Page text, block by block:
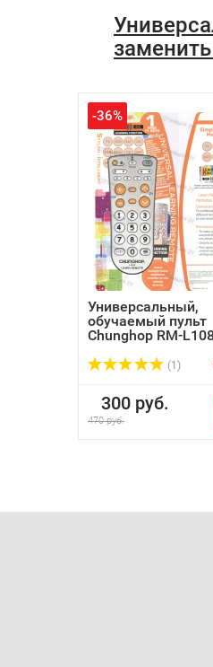
-36%
Универсальный,
обучаемый пульт
Chunghop RM-
(1)
300 руб.
470 руб.